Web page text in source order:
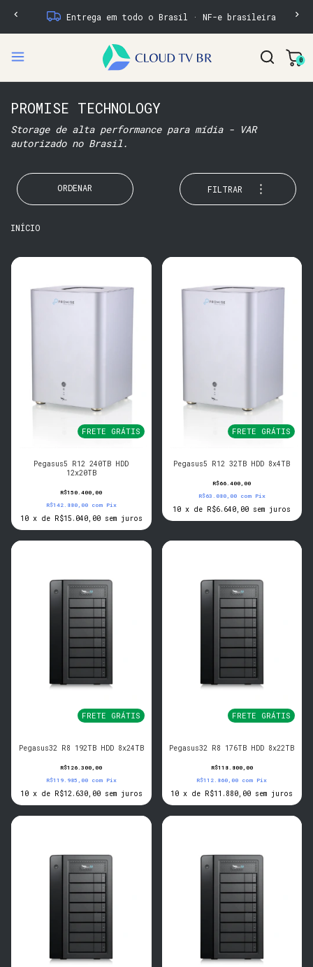
Entrega em todo o Brasil · NF-e brasileira
0
PROMISE TECHNOLOGY
Storage de alta performance para mídia - VAR
autorizado no Brasil.
ORDENAR FILTRAR
INÍCIO
FRETE GRÁTIS
Pegasus5 R12 240TB HDD
12x20TB
R$150.400,00
R$142.880,00 com Pix
10 x de R$15.040,00 sem juros
FRETE GRÁTIS
Pegasus5 R12 32TB HDD 8x4TB
R$66.400,00
R$63.080,00 com Pix
10 x de R$6.640,00 sem juros
FRETE GRÁTIS
Pegasus32 R8 192TB HDD 8x24TB
R$126.300,00
R$119.985,00 com Pix
10 x de R$12.630,00 sem juros
FRETE GRÁTIS
Pegasus32 R8 176TB HDD 8x22TB
R$118.800,00
R$112.860,00 com Pix
10 x de R$11.880,00 sem juros